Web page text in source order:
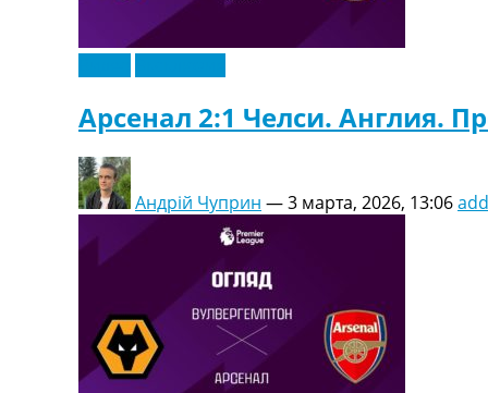
Арсенал 2:1 Челси. Англия.
Андрій Чуприн —3 марта, 2026, 13:06